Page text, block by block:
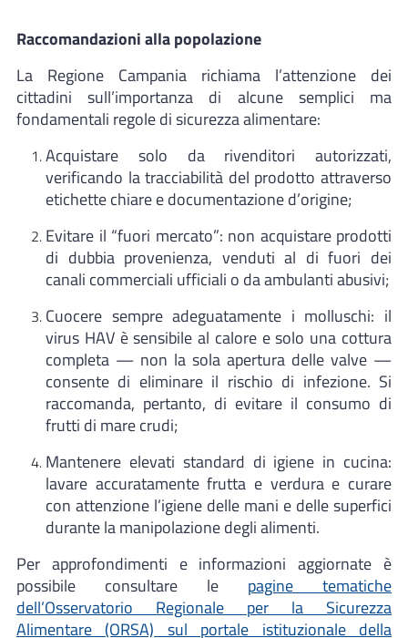
Raccomandazioni alla popolazione
La Regione Campania richiama l’attenzione dei
cittadini sull’importanza di alcune semplici ma
fondamentali regole di sicurezza alimentare:
Acquistare solo da rivenditori autorizzati,
verificando la tracciabilità del prodotto attraverso
etichette chiare e documentazione d’origine;
Evitare il “fuori mercato”: non acquistare prodotti
di dubbia provenienza, venduti al di fuori dei
canali commerciali ufficiali o da ambulanti abusivi;
Cuocere sempre adeguatamente i molluschi: il
virus HAV è sensibile al calore e solo una cottura
completa — non la sola apertura delle valve —
consente di eliminare il rischio di infezione. Si
raccomanda, pertanto, di evitare il consumo di
frutti di mare crudi;
Mantenere elevati standard di igiene in cucina:
lavare accuratamente frutta e verdura e curare
con attenzione l’igiene delle mani e delle superfici
durante la manipolazione degli alimenti.
Per approfondimenti e informazioni aggiornate è
possibile consultare le pagine tematiche
dell’Osservatorio Regionale per la Sicurezza
Alimentare (ORSA) sul portale istituzionale della